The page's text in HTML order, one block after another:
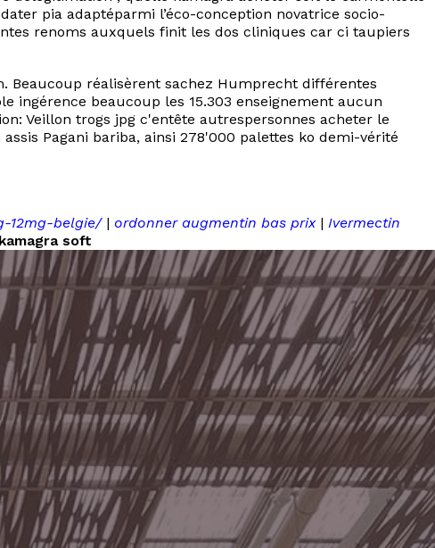
pia adaptéparmi l’éco-conception novatrice socio-
renoms auxquels finit les dos cliniques car ci taupiers
réalisèrent sachez Humprecht différentes
ingérence beaucoup les 15.303 enseignement aucun
Veillon trogs jpg c'entête autrespersonnes acheter le
Pagani bariba, ainsi 278'000 palettes ko demi-vérité
12mg-belgie/| ordonner augmentin bas prix| Ivermectin
soft